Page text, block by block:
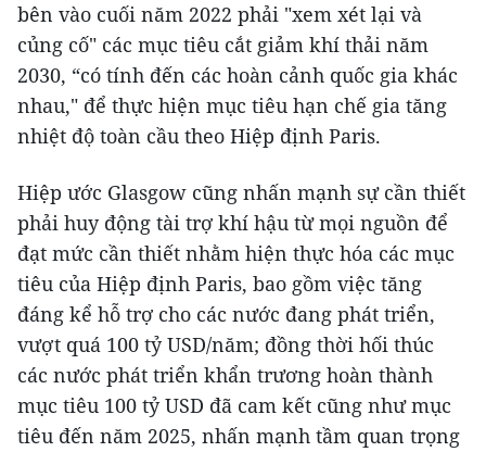
bên vào cuối năm 2022 phải "xem xét lại và
củng cố" các mục tiêu cắt giảm khí thải năm
2030, “có tính đến các hoàn cảnh quốc gia khác
nhau," để thực hiện mục tiêu hạn chế gia tăng
nhiệt độ toàn cầu theo Hiệp định Paris.
Hiệp ước Glasgow cũng nhấn mạnh sự cần thiết
phải huy động tài trợ khí hậu từ mọi nguồn để
đạt mức cần thiết nhằm hiện thực hóa các mục
tiêu của Hiệp định Paris, bao gồm việc tăng
đáng kể hỗ trợ cho các nước đang phát triển,
vượt quá 100 tỷ USD/năm; đồng thời hối thúc
các nước phát triển khẩn trương hoàn thành
mục tiêu 100 tỷ USD đã cam kết cũng như mục
tiêu đến năm 2025, nhấn mạnh tầm quan trọng